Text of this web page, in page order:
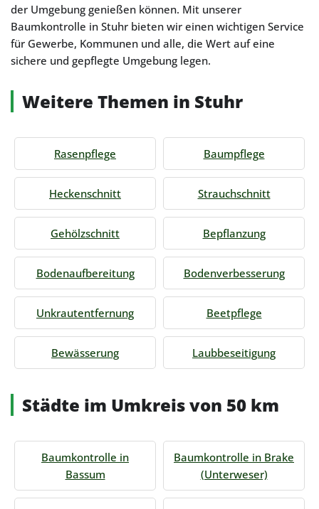
der Umgebung genießen können. Mit unserer
Baumkontrolle in Stuhr bieten wir einen wichtigen Service
für Gewerbe, Kommunen und alle, die Wert auf eine
sichere und gepflegte Umgebung legen.
Weitere Themen in Stuhr
Rasenpflege Baumpflege
Heckenschnitt Strauchschnitt
Gehölzschnitt Bepflanzung
Bodenaufbereitung Bodenverbesserung
Unkrautentfernung Beetpflege
Bewässerung Laubbeseitigung
Städte im Umkreis von 50 km
Baumkontrolle in
Bassum
Baumkontrolle in Brake
(Unterweser)